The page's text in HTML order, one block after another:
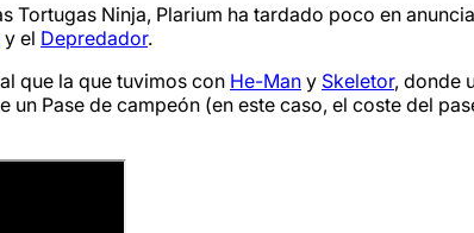
Tortugas Ninja, Plarium ha tardado poco en
y el Depredador.
que la que tuvimos con He-Man y Skeletor, donde
un Pase de campeón (en este caso, el coste del